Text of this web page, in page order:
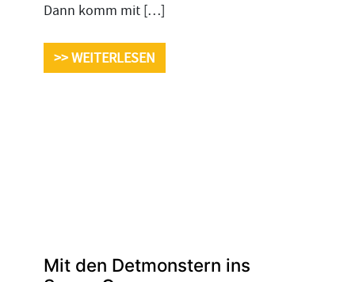
Dann komm mit […]
>> WEITERLESEN
Mit den Detmonstern ins